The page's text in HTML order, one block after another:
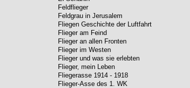
Feldflieger
Feldgrau in Jerusalem
Fliegen Geschichte der Luftfahrt
Flieger am Feind
Flieger an allen Fronten
Flieger im Westen
Flieger und was sie erlebten
Flieger, mein Leben
Fliegerasse 1914 - 1918
Flieger-Asse des 1. WK